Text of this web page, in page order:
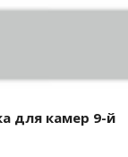
для камер 9-й